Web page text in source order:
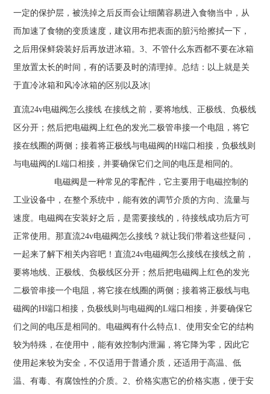
一定的保护层，被洗掉之后反而会让细菌容易进入食物当中，从
而加速了食物的变质速度，建议用布把表面的脏污给擦拭一下，
之后用保鲜袋装好后再放进冰箱。3、不管什么东西都不要在冰箱
里放置太长的时间，有的话要及时的清理掉。总结：以上就是关
于直冷冰箱和风冷冰箱的区别以及冰|
直流24v电磁阀怎么接线 在接线之前，要将地线、正极线、负极线
区分开；然后把电磁阀上红色的发光二极管串接一个电阻，将它
接在线圈的两侧；接着将正极线与电磁阀的H端口相接，负极线则
与电磁阀的L端口相接，并要确保它们之间的电压是相同的。
电磁阀是一种常见的零配件，它主要用于电磁控制的
工业设备中，在整个系统中，能有效的调节介质的方向、流量与
速度。电磁阀在安装好之后，是需要接线的，待接线成功后方可
正常使用。那直流24v电磁阀怎么接线？就让我们带着这些疑问，
一起来了解下相关内容吧！直流24v电磁阀怎么接线在接线之前，
要将地线、正极线、负极线区分开；然后把电磁阀上红色的发光
二极管串接一个电阻，将它接在线圈的两侧；接着将正极线与电
磁阀的H端口相接，负极线则与电磁阀的L端口相接，并要确保它
们之间的电压是相同的。电磁阀有什么特点1、使用安全它的结构
较为特殊，在使用中，能有效控制内泄漏，将它降为零，因此它
使用起来较为安全，不仅适用于普通介质，还适用于高温、低
温、有毒、有腐蚀性的介质。2、价格实惠它的价格实惠，便于安